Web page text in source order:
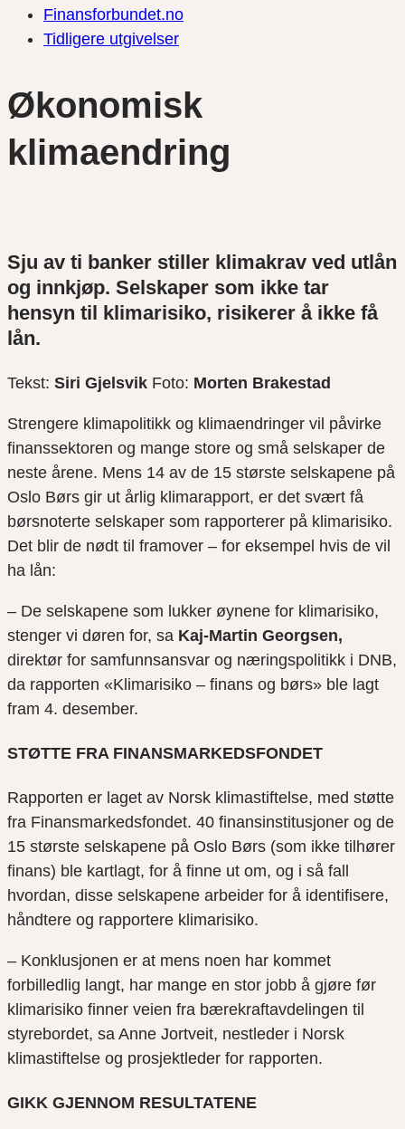
Finansforbundet.no
Tidligere utgivelser
Økonomisk
klimaendring
Sju av ti banker stiller klimakrav ved utlån
og innkjøp. Selskaper som ikke tar
hensyn til klimarisiko, risikerer å ikke få
lån.
Tekst: Siri Gjelsvik Foto: Morten Brakestad
Strengere klimapolitikk og klimaendringer vil påvirke
finanssektoren og mange store og små selskaper de
neste årene. Mens 14 av de 15 største selskapene på
Oslo Børs gir ut årlig klimarapport, er det svært få
børsnoterte selskaper som rapporterer på klimarisiko.
Det blir de nødt til framover – for eksempel hvis de vil
ha lån:
– De selskapene som lukker øynene for klimarisiko,
stenger vi døren for, sa Kaj‐Martin Georgsen,
direktør for samfunnsansvar og næringspolitikk i DNB,
da rapporten «Klimarisiko – finans og børs» ble lagt
fram 4. desember.
STØTTE FRA FINANSMARKEDSFONDET
Rapporten er laget av Norsk klimastiftelse, med støtte
fra Finansmarkedsfondet. 40 finansinstitusjoner og de
15 største selskapene på Oslo Børs (som ikke tilhører
finans) ble kartlagt, for å finne ut om, og i så fall
hvordan, disse selskapene arbeider for å identifisere,
håndtere og rapportere klimarisiko.
– Konklusjonen er at mens noen har kommet
forbilledlig langt, har mange en stor jobb å gjøre før
klimarisiko finner veien fra bærekraftavdelingen til
styrebordet, sa Anne Jortveit, nestleder i Norsk
klimastiftelse og prosjektleder for rapporten.
GIKK GJENNOM RESULTATENE